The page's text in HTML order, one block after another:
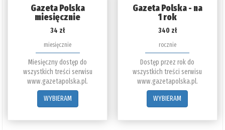
Gazeta Polska
miesięcznie
34 zł
miesięcznie
Miesięczny dostęp do
wszystkich treści serwisu
www.gazetapolska.pl.
WYBIERAM
Gazeta Polska - na
1 rok
340 zł
rocznie
Dostęp przez rok do
wszystkich treści serwisu
www.gazetapolska.pl.
WYBIERAM